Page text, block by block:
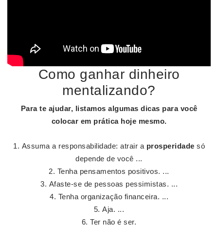
Como ganhar dinheiro
mentalizando?
Para te ajudar, listamos algumas dicas para você
colocar em prática hoje mesmo.
Assuma a responsabilidade: atrair a prosperidade só
depende de você ...
Tenha pensamentos positivos. ...
Afaste-se de pessoas pessimistas. ...
Tenha organização financeira. ...
Aja. ...
Ter não é ser.